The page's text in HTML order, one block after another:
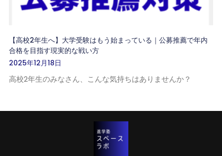
【高校2年生へ】大学受験はもう始まっている｜公募推薦で年内
合格を目指す現実的な戦い方
2025年12月18日
高校2年生のみなさん、こんな気持ちはありませんか？